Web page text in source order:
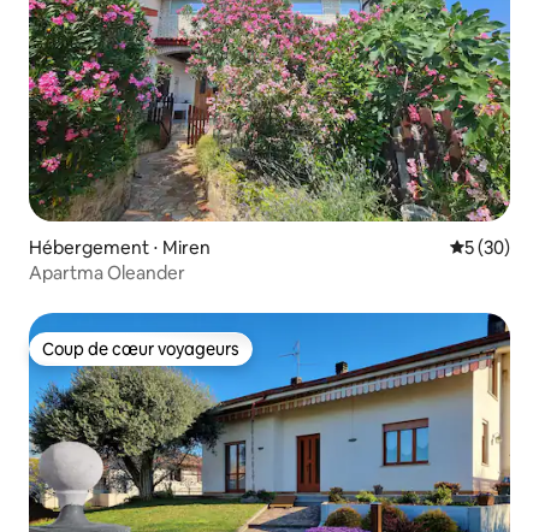
Hébergement ⋅ Miren
5 (30)
Apartma Oleander
Coup de cœur voyageurs
Coup de cœur voyageurs